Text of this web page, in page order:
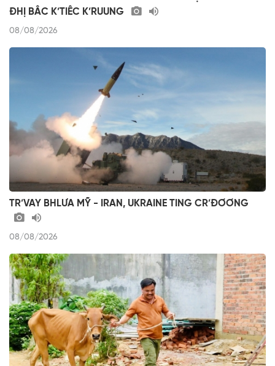
ĐHỊ BÂC K’TIÊC K’RUUNG
08/08/2026
TR’VAY BHLƯA MỸ - IRAN, UKRAINE TING CR’ĐƠƠNG
08/08/2026